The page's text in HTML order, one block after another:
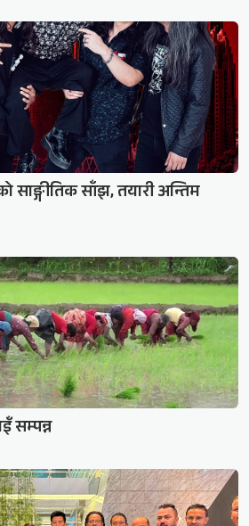
साङ्गीतिक साँझ, तयारी अन्तिम
सम्पन्न